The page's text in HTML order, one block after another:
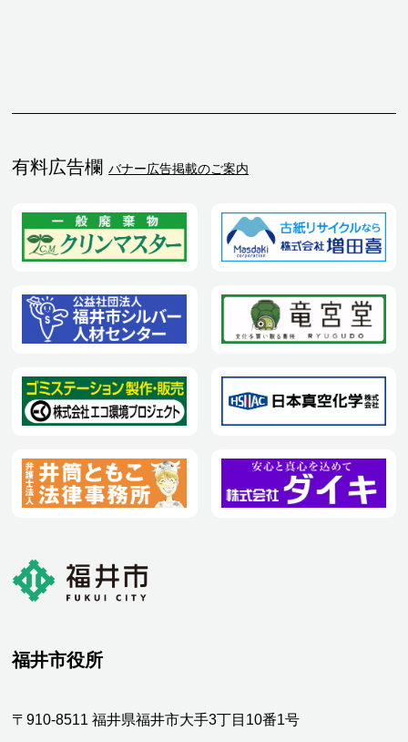
有料広告欄 バナー広告掲載のご案内
福井市役所
〒910-8511 福井県福井市大手3丁目10番1号